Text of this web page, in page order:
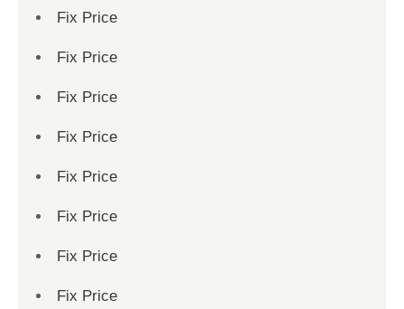
Fix Price
Fix Price
Fix Price
Fix Price
Fix Price
Fix Price
Fix Price
Fix Price